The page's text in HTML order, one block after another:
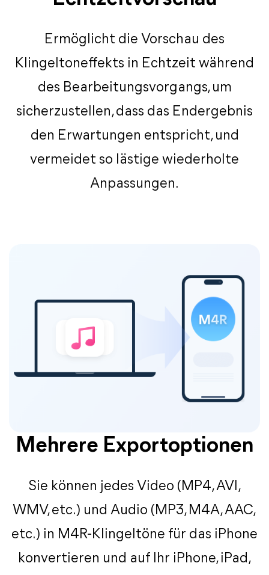
Ermöglicht die Vorschau des
Klingeltoneffekts in Echtzeit während
des Bearbeitungsvorgangs, um
sicherzustellen, dass das Endergebnis
den Erwartungen entspricht, und
vermeidet so lästige wiederholte
Anpassungen.
Mehrere Exportoptionen
Sie können jedes Video (MP4, AVI,
WMV, etc.) und Audio (MP3, M4A, AAC,
etc.) in M4R-Klingeltöne für das iPhone
konvertieren und auf Ihr iPhone, iPad,